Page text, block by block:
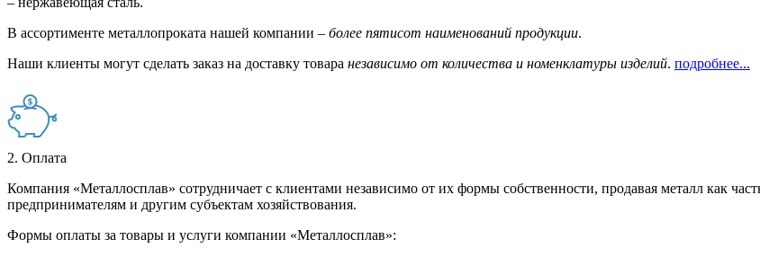
В ассортименте металлопроката нашей компании – более пятисот наименований продукции.
Наши клиенты могут сделать заказ на доставку товара независимо от количества и номенклатуры изделий. подробнее...
2. Оплата
Компания «Металлосплав» сотрудничает с клиентами независимо от их формы собственности, продавая металл как
предпринимателям и другим субъектам хозяйствования.
Формы оплаты за товары и услуги компании «Металлосплав»: